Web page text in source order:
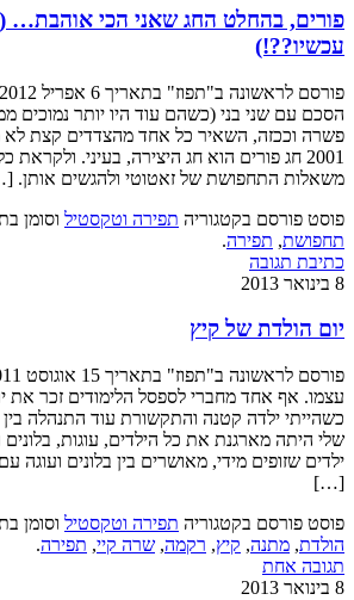
פורים, בהחלט החג שאני הכי אוהבת…
עכשיו??!)
הסכם עם שני בני (כשהם עוד היו יותר נמוכים
פשרה וככזה, השאיר כל אחד מהצדדים קצת לא
2001 חג פורים הוא חג היצירה, בעיני.
משאלות התחפושת של זאטוטי ולהגשים אותן.
פוסט פורסם בקטגוריהתפירה וטקסטילוסומן
תחפושת,תפירה.
כתיבת תגובה
יום הולדת של קיץ
עצמו. אף אחד מחברי לספסל הלימודים זכר את
כשהייתי ילדה קטנה והתקשורת עוד התנהלה
שלי היתה מארגנת את כל הילדים, עוגות, בלונים
ילדים שזופים מידי, מאושרים בין בלונים ועוגה עם
[…]
פוסט פורסם בקטגוריהתפירה וטקסטילוסומן
הולדת,מתנה,קיץ,רקמה,שרה קיי,תפירה.
תגובה אחת